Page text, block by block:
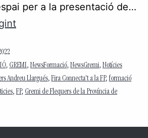
per a la presentació de…
, GREMI, NewsFormació, NewsGremi, Notícies
Andreu Llargués, Fira Connecta't a la FP, formació
, FP, Gremi de Flequers de la Província de